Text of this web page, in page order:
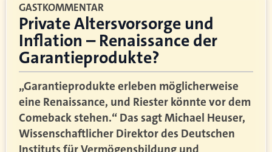
GASTKOMMENTAR
Private Altersvorsorge und
Inflation – Renaissance der
Garantieprodukte?
„Garantieprodukte erleben möglicherweise
eine Renaissance, und Riester könnte vor dem
Comeback stehen.“ Das sagt Michael Heuser,
Wissenschaftlicher Direktor des Deutschen